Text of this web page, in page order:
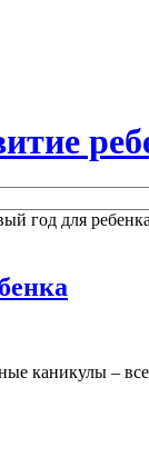
год для ребенка
каникулы –